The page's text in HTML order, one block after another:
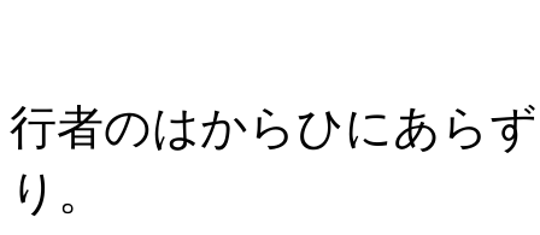
行者のはからひにあら
り。